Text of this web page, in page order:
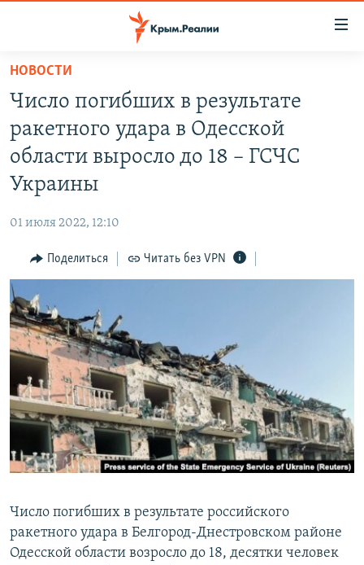
Вернуться
основному
содержанию
Вернутся
главной
Вернутся
поиску
ГРУЗ 200
ВОДА
ИСТОРИЯ
ИНФОГРАФИКА
ТЕЛЕПРОЕКТ КРЫМ.РЕАЛИИ
СОВЕТЫ ПРАВОЗАЩИТНИКОВ
ПРОПАВШИЕ БЕЗ ВЕСТИ
ПОБЕДИТЕЛЕЙ НЕ СУДЯТ?
КРЫМ.НЕПОКОРЕННЫЙ
ELIFBE
УКРАИНСКАЯ ПРОБЛЕМА КРЫМА
РАДІО СВОБОДА
КАК ОБОЙТИ БЛОКИРОВКУ
Українською
Qırımtatar
ПРИСОЕДИНЯЙТЕСЬ!
НОВОСТИ
Число погибших в результате
ракетного удара в Одесской
области выросло до 18 – ГСЧС
Украины
01 июля 2022, 12:10
Поделиться Читать без VPN
Число погибших в результате российского
ракетного удара в Белгород-Днестровском районе
Одесской области возросло до 18, десятки человек